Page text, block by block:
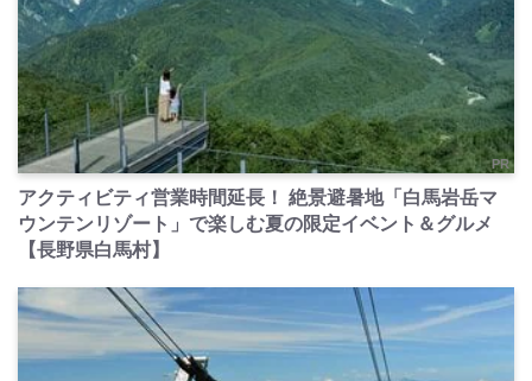
PR
アクティビティ営業時間延長！ 絶景避暑地「白馬岩岳マ
ウンテンリゾート」で楽しむ夏の限定イベント＆グルメ
【長野県白馬村】